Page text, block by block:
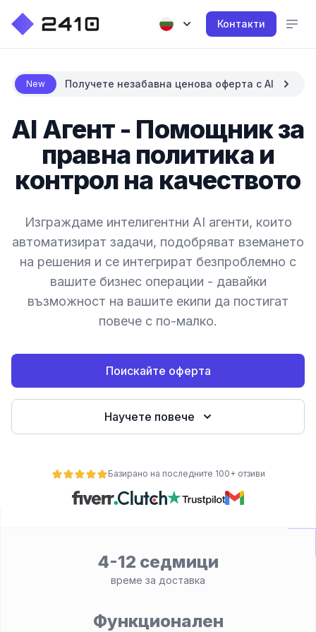
Контакти
New Получете незабавна ценова оферта с AI
AI Агент - Помощник за
правна политика и
контрол на качеството
Изграждаме интелигентни AI агенти, които
автоматизират задачи, подобряват вземането
на решения и се интегрират безпроблемно с
вашите бизнес операции - давайки
възможност на вашите екипи да постигат
повече с по-малко.
Поискайте оферта
Научете повече
Базирано на последните 100+ отзиви
4-12 седмици
време за доставка
Функционален